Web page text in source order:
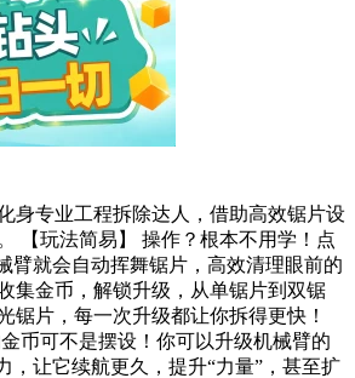
身专业工程拆除达人，借助高效锯片设
【玩法简易】 操作？根本不用学！点
臂就会自动挥舞锯片，高效清理眼前的
集金币，解锁升级，从单锯片到双锯
锯片，每一次升级都让你拆得更快！
金币可不是摆设！你可以升级机械臂的
，让它续航更久，提升“力量”，甚至扩